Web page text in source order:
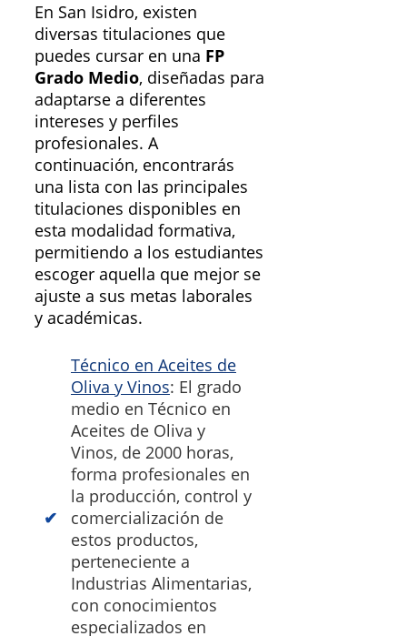
En San Isidro, existen
diversas titulaciones que
puedes cursar en una FP
Grado Medio, diseñadas para
adaptarse a diferentes
intereses y perfiles
profesionales. A
continuación, encontrarás
una lista con las principales
titulaciones disponibles en
esta modalidad formativa,
permitiendo a los estudiantes
escoger aquella que mejor se
ajuste a sus metas laborales
y académicas.
Técnico en Aceites de
Oliva y Vinos: El grado
medio en Técnico en
Aceites de Oliva y
Vinos, de 2000 horas,
forma profesionales en
la producción, control y
comercialización de
estos productos,
perteneciente a
Industrias Alimentarias,
con conocimientos
especializados en